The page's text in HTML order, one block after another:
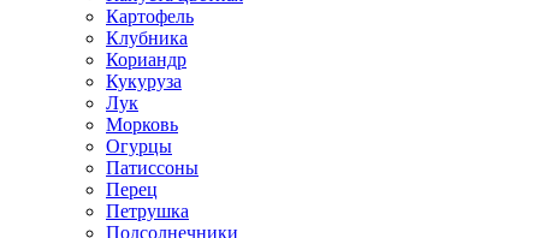
Картофель
Клубника
Кориандр
Кукуруза
Лук
Морковь
Огурцы
Патиссоны
Перец
Петрушка
Подсолнечники